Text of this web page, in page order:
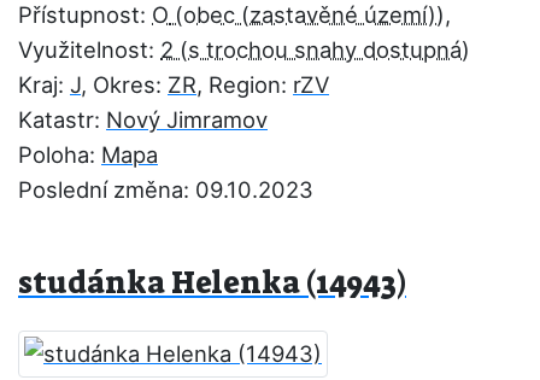
Přístupnost: O
,
Využitelnost: 2
Kraj: J, Okres: ZR, Region: rZV
Katastr: Nový Jimramov
Poloha: Mapa
Poslední změna: 09.10.2023
studánka Helenka (14943)